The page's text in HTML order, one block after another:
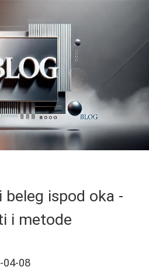
beleg ispod oka -
i metode
04-08